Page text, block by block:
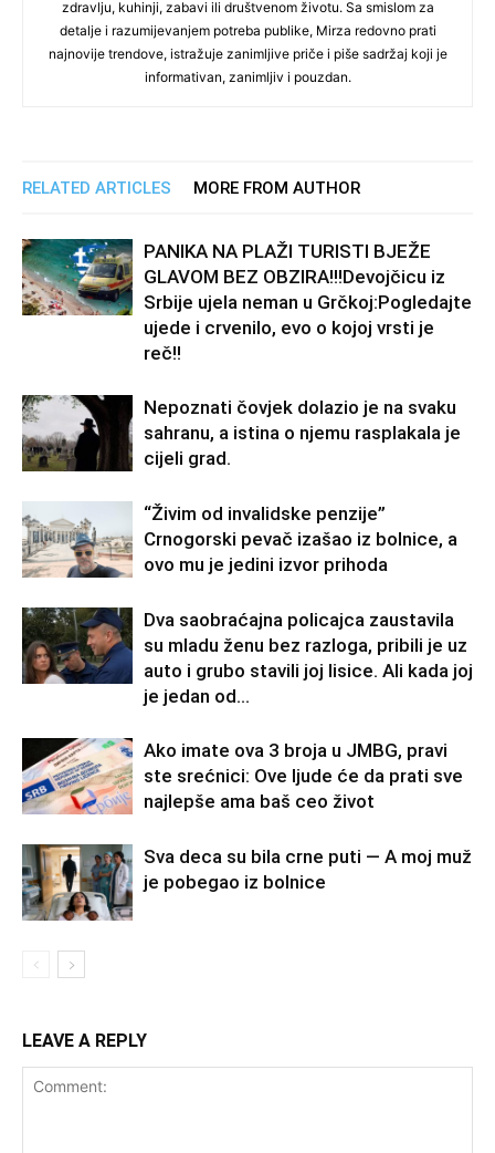
zdravlju, kuhinji, zabavi ili društvenom životu. Sa smislom za
detalje i razumijevanjem potreba publike, Mirza redovno prati
najnovije trendove, istražuje zanimljive priče i piše sadržaj koji je
informativan, zanimljiv i pouzdan.
RELATED ARTICLES MORE FROM AUTHOR
PANIKA NA PLAŽI TURISTI BJEŽE
GLAVOM BEZ OBZIRA!!!Devojčicu iz
Srbije ujela neman u Grčkoj:Pogledajte
ujede i crvenilo, evo o kojoj vrsti je
reč!!
Nepoznati čovjek dolazio je na svaku
sahranu, a istina o njemu rasplakala je
cijeli grad.
“Živim od invalidske penzije”
Crnogorski pevač izašao iz bolnice, a
ovo mu je jedini izvor prihoda
Dva saobraćajna policajca zaustavila
su mladu ženu bez razloga, pribili je uz
auto i grubo stavili joj lisice. Ali kada joj
je jedan od...
Ako imate ova 3 broja u JMBG, pravi
ste srećnici: Ove ljude će da prati sve
najlepše ama baš ceo život
Sva deca su bila crne puti — A moj muž
je pobegao iz bolnice
LEAVE A REPLY